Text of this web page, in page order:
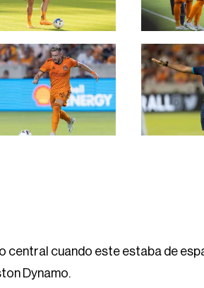
central cuando este estaba de
Dynamo.